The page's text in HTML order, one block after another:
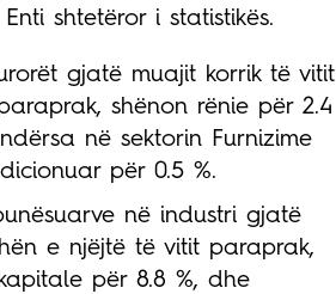
shtetëror i statistikës.
gjatë muajit korrik të vitit
shënon rënie për 2.4
në sektorin Furnizime
për 0.5 %.
në industri gjatë
e njëjtë të vitit paraprak,
për 8.8 %, dhe